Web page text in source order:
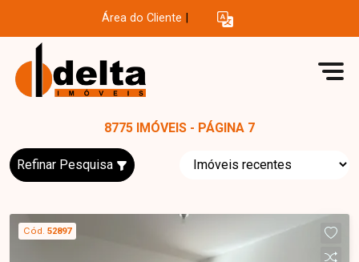
Área do Cliente
8775 IMÓVEIS - PÁGINA 7
Refinar Pesquisa
Cód. 52897